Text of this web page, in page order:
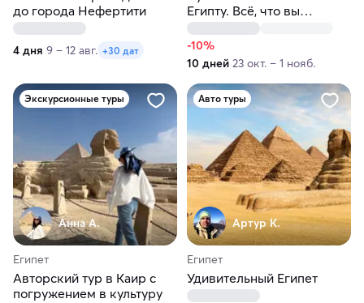
до города Нефертити
4 дня 9 – 12 авг. +30 дат
Египту. Всё, что вы
мечтали увидеть
-10%
10 дней 23 окт. – 1 нояб.
Экскурсионные туры
Анна А.
Египет
Авторский тур в Каир с
погружением в культуру
Авто туры
Артур К.
Египет
Удивительный Египет